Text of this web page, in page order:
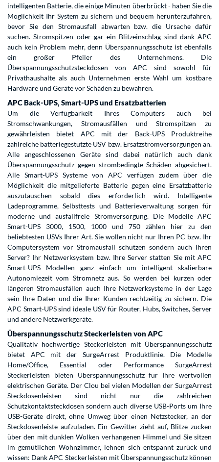
intelligenten Batterie, die einige Minuten überbrückt - haben Sie die
Möglichkeit Ihr System zu sichern und bequem herunterzufahren,
bevor Sie den Stromausfall abwarten bzw. die Ursache dafür
suchen. Stromspitzen oder gar ein Blitzeinschlag sind dank APC
auch kein Problem mehr, denn Überspannungsschutz ist ebenfalls
ein großer Pfeiler des Unternehmens. Die
Überspannungsschutzsteckdosen von APC sind sowohl für
Privathaushalte als auch Unternehmen erste Wahl um kostbare
Hardware und Geräte vor Schäden zu bewahren.
APC Back-UPS, Smart-UPS und Ersatzbatterien
Um die Verfügbarkeit Ihres Computers auch bei
Stromschwankungen, Stromausfällen und Stromspitzen zu
gewährleisten bietet APC mit der Back-UPS Produktreihe
zahlreiche batteriegestützte USV bzw. Ersatzstromversorgungen an.
Alle angeschlossenen Geräte sind dabei natürlich auch dank
Überspannungsschutz gegen strombedingte Schäden abgesichert.
Alle Smart-UPS Systeme von APC verfügen zudem über die
Möglichkeit die mitgelieferte Batterie gegen eine Ersatzbatterie
auszutauschen sobald dies erforderlich wird. Intelligente
Ladeprogramme, Selbsttests und Batterieverwaltung sorgen für
moderne und ausfallfreie Stromversorgung. Die Modelle APC
Smart-UPS 3000, 1500, 1000 und 750 zählen hier zu den
beliebtesten USVs Ihrer Art. Sie wollen nicht nur Ihren PC bzw. Ihr
Computersystem vor Stromausfall schützen sondern auch Ihren
Server? Ihr Netzwerksystem bzw. Ihre Server statten Sie mit APC
Smart-UPS Modellen ganz einfach um intelligent skalierbare
Autonomiezeit vom Stromnetz aus. So werden bei kurzen oder
längeren Stromausfällen auch Ihre Netzwerksysteme in der Lage
sein Ihre Daten und die Ihrer Kunden rechtzeitig zu sichern. Die
APC Smart-UPS sind ideale USV für Router, Hubs, Switches, Server
und andere Netzwerkgeräte.
Überspannungsschutz Steckerleisten von APC
Qualitativ hochwertige Steckerleisten mit Überspannungsschutz
bietet APC mit der SurgeArrest Produktlinie. Die Modelle
Home/Office, Essential oder Performance SurgeArrest
Steckerleisten bieten Überspannungsschutz für Ihre wertvollen
elektrischen Geräte. Der Clou bei vielen Modellen der SurgeArrest
Steckdosenleisten sind nicht nur die zahlreichen
Schutzkontaktsteckdosen sondern auch diverse USB-Ports um Ihre
USB-Geräte direkt, ohne Umweg über einen Netzstecker, an der
Steckdosenleiste aufzuladen. Ein Gewitter zieht auf, Blitze zucken
über den mit dunklen Wolken verhangenen Himmel und Sie sitzen
im gemütlichen Wohnzimmer, lehnen sich entspannt zurück und
wissen: Dank APC Steckerleisten mit Überspannungsschutz können